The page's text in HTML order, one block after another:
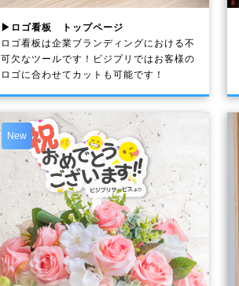
▶ロゴ看板 トップページ
ロゴ看板は企業ブランディングにおける不
可欠なツールです！ビジプリではお客様の
ロゴに合わせてカットも可能です！
New